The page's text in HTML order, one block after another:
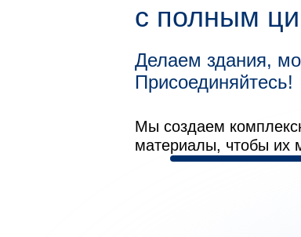
с полным
Делаем здания,
Присоединяйтесь!
Мы создаем
материалы, чтобы их
«Родина‑мать
«Парящий
в парке
Москва
скоростной
«Лахта
Санкт-
«Родина‑мать
«Парящий
в парке
Москва